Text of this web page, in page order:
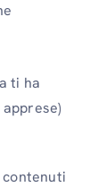
ti ha